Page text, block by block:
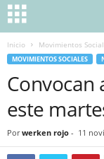
Inicio Movimientos
MOVIMIENTOS SOCIALES
Convocan
este
Por werken rojo - 11